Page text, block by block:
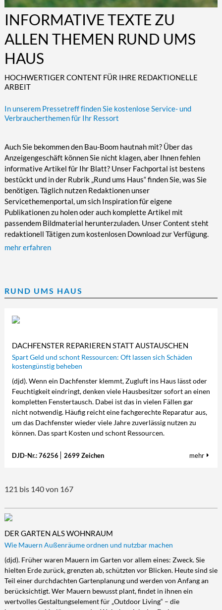
Mode
Soziales/Umwelt
Sport
Trendy
Fahrrad/E-Bike
Landschaft/Berge
Städte/Kultur
Weitere Reisethemen
Rund ums Haus
Haus
Ratgeber
Wohnen/Leben
TECHNIK
Hardware/Software
Kommunikation/Internet
Digitalisierung/Multimedia
INFORMATIVE TEXTE ZU
ALLEN THEMEN RUND UMS
HAUS
HOCHWERTIGER CONTENT FÜR IHRE REDAKTIONELLE
ARBEIT
In unserem Pressetreff finden Sie kostenlose Service- und
Verbraucherthemen für Ihr Ressort
Auch Sie bekommen den Bau-Boom hautnah mit? Über das
Anzeigengeschäft können Sie nicht klagen, aber Ihnen fehlen
informative Artikel für Ihr Blatt? Unser Fachportal ist bestens
bestückt und in der Rubrik „Rund ums Haus“ finden Sie, was Sie
benötigen. Täglich nutzen Redaktionen unser
Servicethemenportal, um sich Inspiration für eigene
Publikationen zu holen oder auch komplette Artikel mit
passendem Bildmaterial herunterzuladen. Unser Content steht
redaktionell Tätigen zum kostenlosen Download zur Verfügung.
mehr erfahren
RUND UMS HAUS
DACHFENSTER REPARIEREN STATT AUSTAUSCHEN
Spart Geld und schont Ressourcen: Oft lassen sich Schäden
kostengünstig beheben
(djd). Wenn ein Dachfenster klemmt, Zugluft ins Haus lässt oder
Feuchtigkeit eindringt, denken viele Hausbesitzer sofort an einen
kompletten Fenstertausch. Dabei ist das in vielen Fällen gar
nicht notwendig. Häufig reicht eine fachgerechte Reparatur aus,
um das Dachfenster wieder viele Jahre zuverlässig nutzen zu
können. Das spart Kosten und schont Ressourcen.
DJD-Nr.: 76256 2699 Zeichen mehr
121 bis 140 von 167
DER GARTEN ALS WOHNRAUM
Wie Mauern Außenräume ordnen und nutzbar machen
(djd). Früher waren Mauern im Garten vor allem eines: Zweck. Sie
hielten Erde zurück, grenzten ab, schützten vor Blicken. Heute sind sie
Teil einer durchdachten Gartenplanung und werden von Anfang an
berücksichtigt. Wer Mauern bewusst plant, findet in ihnen ein
wertvolles Gestaltungselement für „Outdoor Living“ – die